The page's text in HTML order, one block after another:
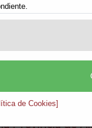
de Cookies]
artículo 12
un
que
en horario
que
Provincia de